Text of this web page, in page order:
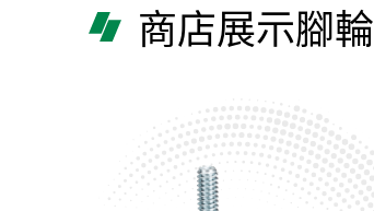
商店展示腳輪